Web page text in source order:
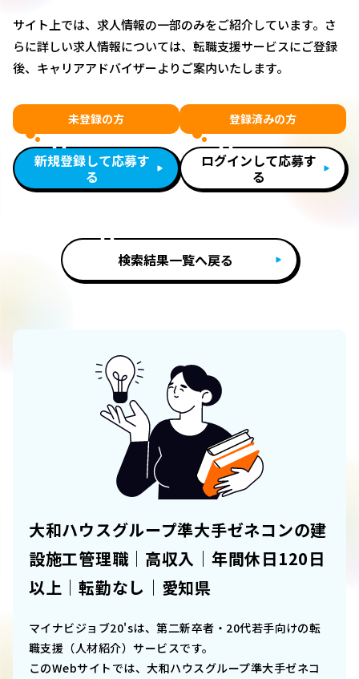
サイト上では、求人情報の一部のみをご紹介しています。さ
らに詳しい求人情報については、転職支援サービスにご登録
後、キャリアアドバイザーよりご案内いたします。
未登録の方
新規登録して応募す
る
登録済みの方
ログインして応募す
る
検索結果一覧へ戻る
大和ハウスグループ準大手ゼネコンの建
設施工管理職｜高収入｜年間休日120日
以上｜転勤なし｜愛知県
マイナビジョブ20'sは、第二新卒者・20代若手向けの転
職支援（人材紹介）サービスです。
このWebサイトでは、大和ハウスグループ準大手ゼネコ